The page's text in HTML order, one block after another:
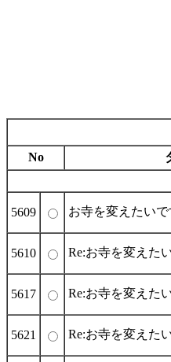
No
5609 お寺を変えたいで
5610 Re:お寺を変えた
5617 Re:お寺を変えた
5621 Re:お寺を変えた